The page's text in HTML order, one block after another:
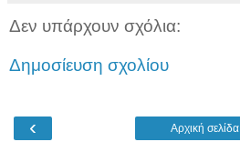
Δεν υπάρχουν σχόλια:
Δημοσίευση σχολίου
‹ Αρχική σελίδα